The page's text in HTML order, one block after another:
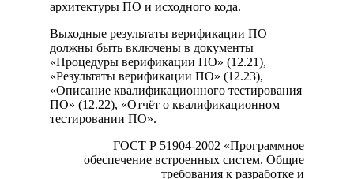
архитектуры ПО и исходного кода.
Выходные результаты верификации ПО
должны быть включены в документы
«Процедуры верификации ПО» (12.21),
«Результаты верификации ПО» (12.23),
«Описание квалификационного тестирования
ПО» (12.22), «Отчёт о квалификационном
тестировании ПО».
— ГОСТ Р 51904-2002 «Программное
обеспечение встроенных систем. Общие
требования к разработке и